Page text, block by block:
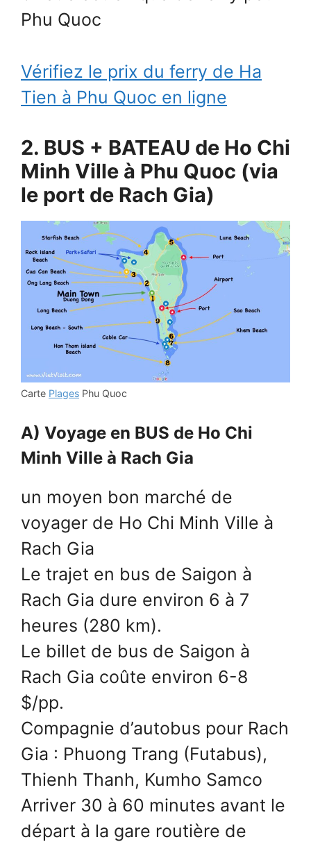
Phu Quoc
Vérifiez le prix du ferry de Ha
Tien à Phu Quoc en ligne
2. BUS + BATEAU de Ho Chi
Minh Ville à Phu Quoc (via
le port de Rach Gia)
Carte Plages Phu Quoc
A) Voyage en BUS de Ho Chi
Minh Ville à Rach Gia
un moyen bon marché de
voyager de Ho Chi Minh Ville à
Rach Gia
Le trajet en bus de Saigon à
Rach Gia dure environ 6 à 7
heures (280 km).
Le billet de bus de Saigon à
Rach Gia coûte environ 6-8
$/pp.
Compagnie d’autobus pour Rach
Gia : Phuong Trang (Futabus),
Thienh Thanh, Kumho Samco
Arriver 30 à 60 minutes avant le
départ à la gare routière de